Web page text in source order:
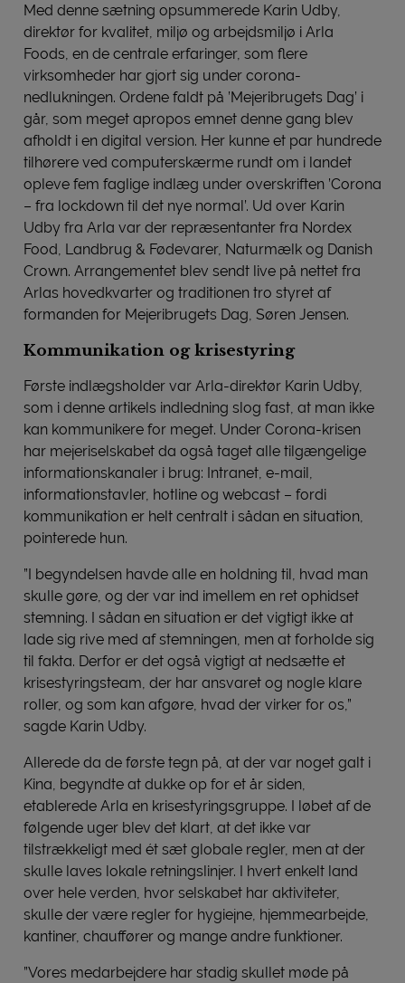
Med denne sætning opsummerede Karin Udby,
direktør for kvalitet, miljø og arbejdsmiljø i Arla
Foods, en de centrale erfaringer, som flere
virksomheder har gjort sig under corona-
nedlukningen. Ordene faldt på ’Mejeribrugets Dag’ i
går, som meget apropos emnet denne gang blev
afholdt i en digital version. Her kunne et par hundrede
tilhørere ved computerskærme rundt om i landet
opleve fem faglige indlæg under overskriften ’Corona
– fra lockdown til det nye normal’. Ud over Karin
Udby fra Arla var der repræsentanter fra Nordex
Food, Landbrug & Fødevarer, Naturmælk og Danish
Crown. Arrangementet blev sendt live på nettet fra
Arlas hovedkvarter og traditionen tro styret af
formanden for Mejeribrugets Dag, Søren Jensen.
Kommunikation og krisestyring
Første indlægsholder var Arla-direktør Karin Udby,
som i denne artikels indledning slog fast, at man ikke
kan kommunikere for meget. Under Corona-krisen
har mejeriselskabet da også taget alle tilgængelige
informationskanaler i brug: Intranet, e-mail,
informationstavler, hotline og webcast – fordi
kommunikation er helt centralt i sådan en situation,
pointerede hun.
”I begyndelsen havde alle en holdning til, hvad man
skulle gøre, og der var ind imellem en ret ophidset
stemning. I sådan en situation er det vigtigt ikke at
lade sig rive med af stemningen, men at forholde sig
til fakta. Derfor er det også vigtigt at nedsætte et
krisestyringsteam, der har ansvaret og nogle klare
roller, og som kan afgøre, hvad der virker for os,”
sagde Karin Udby.
Allerede da de første tegn på, at der var noget galt i
Kina, begyndte at dukke op for et år siden,
etablerede Arla en krisestyringsgruppe. I løbet af de
følgende uger blev det klart, at det ikke var
tilstrækkeligt med ét sæt globale regler, men at der
skulle laves lokale retningslinjer. I hvert enkelt land
over hele verden, hvor selskabet har aktiviteter,
skulle der være regler for hygiejne, hjemmearbejde,
kantiner, chauffører og mange andre funktioner.
”Vores medarbejdere har stadig skullet møde på